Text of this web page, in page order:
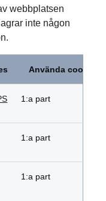
webbplatsen
inte någon
Använda cookies
1:a part
1:a part
1:a part